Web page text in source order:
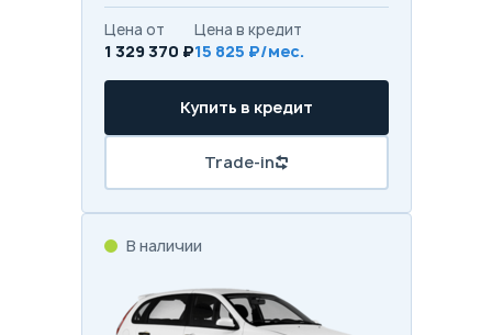
Цена от
1 329 370 ₽
Цена в кредит
15 825 ₽/мес.
Купить в кредит
Trade-in
В наличии